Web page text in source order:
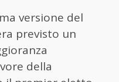
versione del
previsto un
della